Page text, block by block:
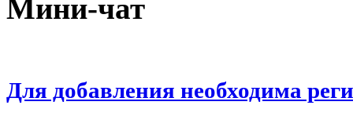
Мини-чат
Для добавления необходима